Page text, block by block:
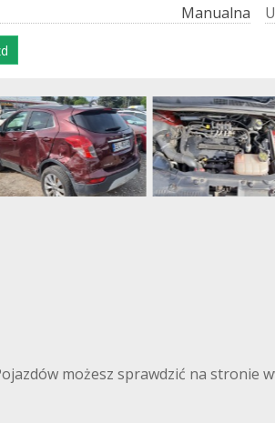
Manualna
U
możesz sprawdzić na stronie